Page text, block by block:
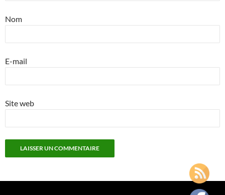
Nom
E-mail
Site web